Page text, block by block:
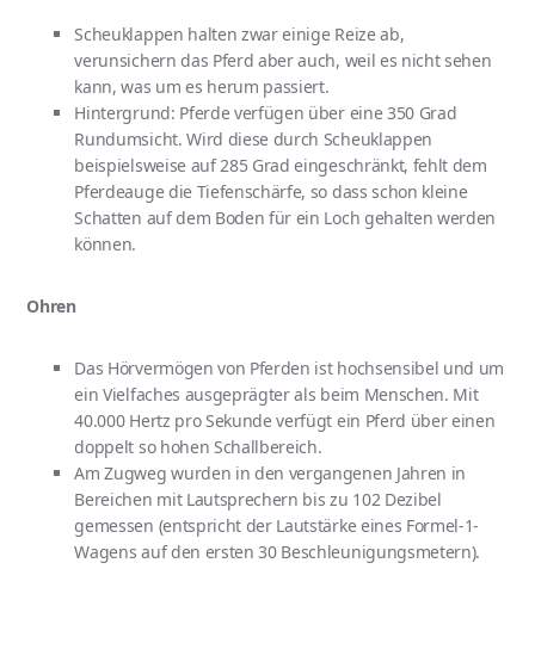
Scheuklappen halten zwar einige Reize ab,
verunsichern das Pferd aber auch, weil es nicht sehen
kann, was um es herum passiert.
Hintergrund: Pferde verfügen über eine 350 Grad
Rundumsicht. Wird diese durch Scheuklappen
beispielsweise auf 285 Grad eingeschränkt, fehlt dem
Pferdeauge die Tiefenschärfe, so dass schon kleine
Schatten auf dem Boden für ein Loch gehalten werden
können.
Ohren
Das Hörvermögen von Pferden ist hochsensibel und um
ein Vielfaches ausgeprägter als beim Menschen. Mit
40.000 Hertz pro Sekunde verfügt ein Pferd über einen
doppelt so hohen Schallbereich.
Am Zugweg wurden in den vergangenen Jahren in
Bereichen mit Lautsprechern bis zu 102 Dezibel
gemessen (entspricht der Lautstärke eines Formel-1-
Wagens auf den ersten 30 Beschleunigungsmetern).